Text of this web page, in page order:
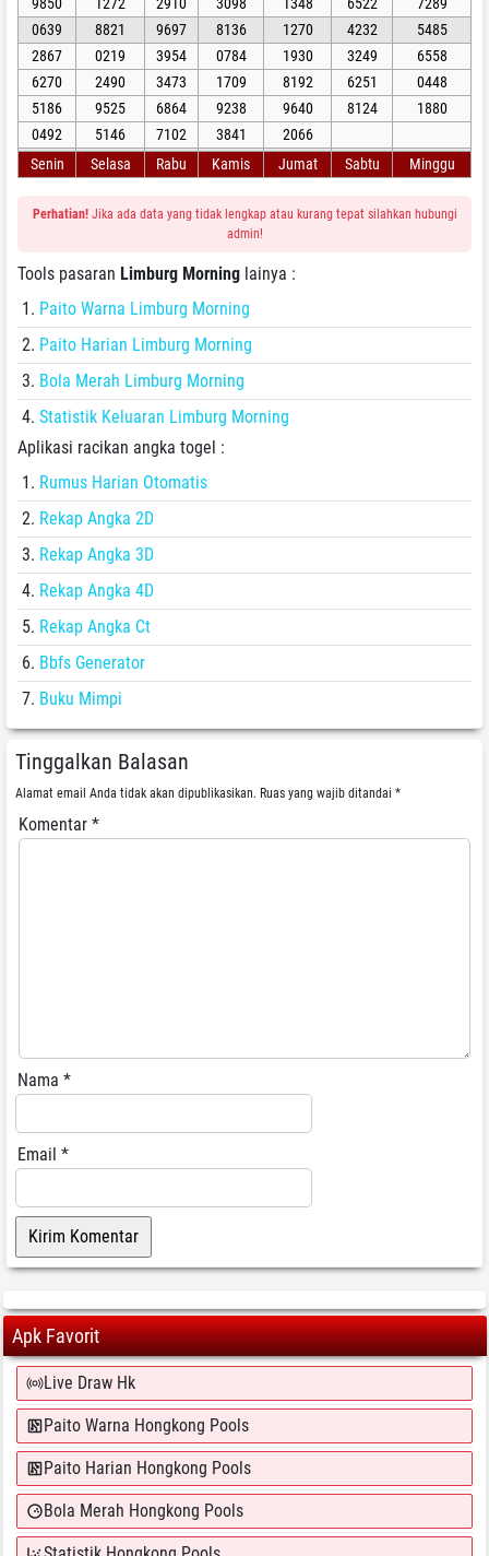
0639
8821 9697 8136 1270 4232
5485
2867
0219 3954 0784 1930 3249
6558
6270
2490 3473 1709 8192 6251
0448
5186
9525 6864 9238 9640 8124
1880
0492
5146 7102 3841
2066
Senin
Selasa Rabu Kamis Jumat Sabtu Minggu
Perhatian!Jika ada data yang tidak lengkap atau kurang tepat silahkan hubungi
admin!
Tools pasaran Limburg Morning lainya :
Paito Warna Limburg Morning
Paito Harian Limburg Morning
Bola Merah Limburg Morning
Statistik Keluaran Limburg Morning
Aplikasi racikan angka togel :
Rumus Harian Otomatis
Rekap Angka 2D
Rekap Angka 3D
Rekap Angka 4D
Rekap Angka Ct
Bbfs Generator
Buku Mimpi
Tinggalkan Balasan
Alamat email Anda tidak akan dipublikasikan. Ruas yang wajib ditandai *
Komentar *
Nama *
Email *
Apk Favorit
Live Draw Hk
Paito Warna Hongkong Pools
Paito Harian Hongkong Pools
Bola Merah Hongkong Pools